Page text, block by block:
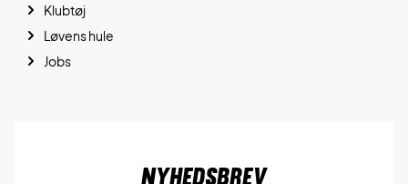
Klubtøj
Løvens hule
Jobs
Nyhedsbrev